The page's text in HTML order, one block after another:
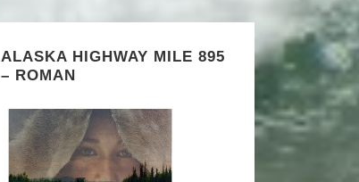
ALASKA HIGHWAY MILE 895
– ROMAN